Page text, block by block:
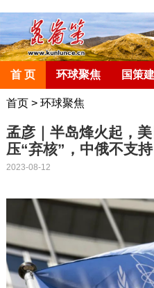
首 页 环球聚焦 国策
首页> 环球聚焦
孟彦｜半岛烽火起，
压“弃核”，中俄不支持
2023-08-12